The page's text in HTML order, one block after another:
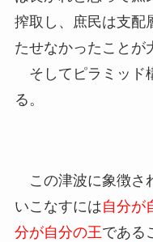
搾取し、庶民は支配
たせなかったことが
そしてピラミッド
る。
この津波に象徴さ
いこなすには自分が
分が自分の王である